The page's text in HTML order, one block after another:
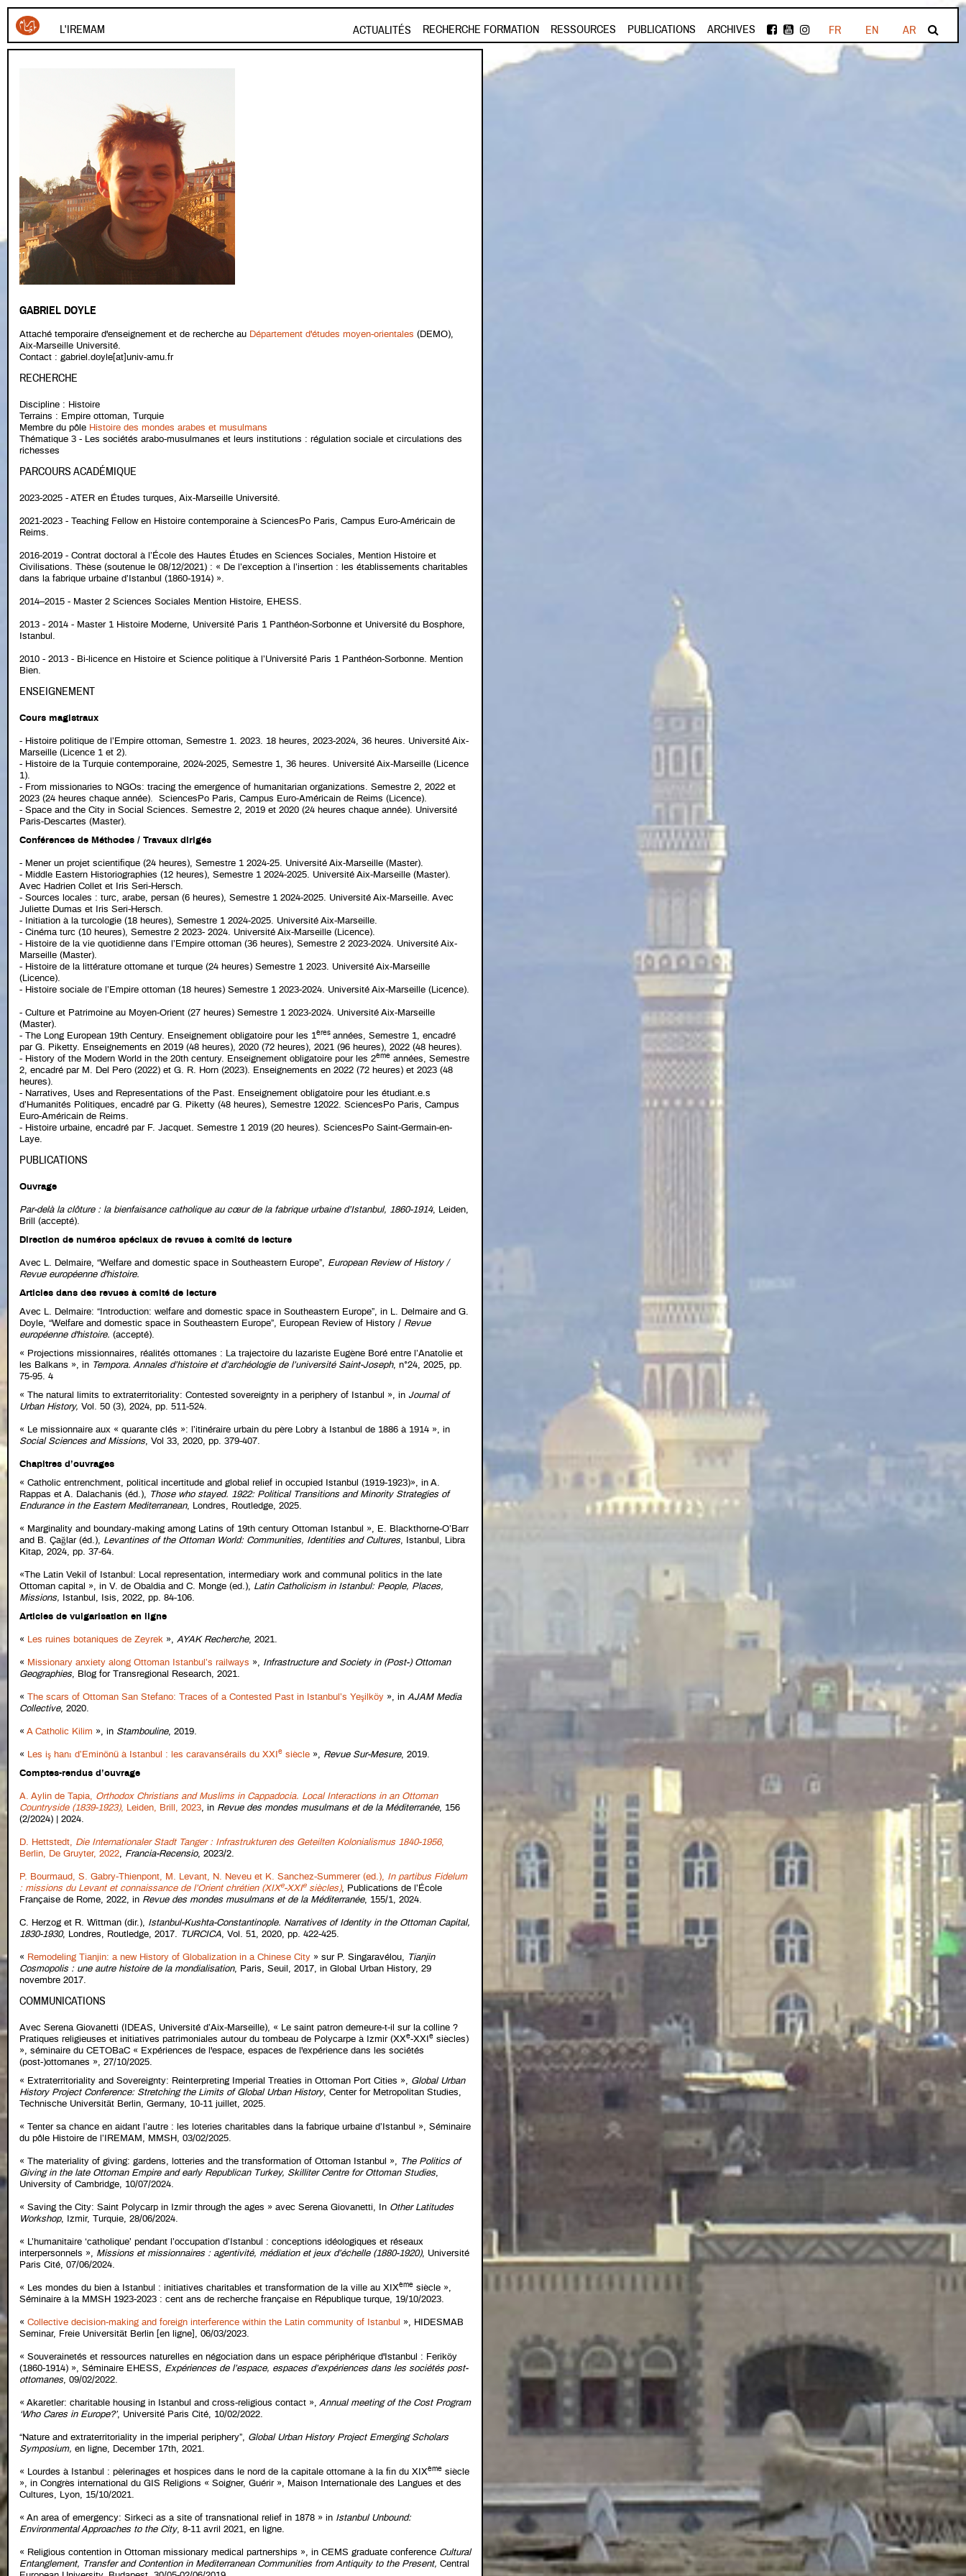
Aller au contenu principal
L'IREMAM ACTUALITÉS RECHERCHE FORMATION RESSOURCES PUBLICATIONS ARCHIVES FR EN AR
GABRIEL DOYLE
Attaché temporaire d'enseignement et de recherche au Département d'études moyen-orientales (DEMO),
Aix-Marseille Université.
Contact : gabriel.doyle[at]univ-amu.fr
RECHERCHE
Discipline : Histoire
Terrains : Empire ottoman, Turquie
Membre du pôle Histoire des mondes arabes et musulmans
Thématique 3 - Les sociétés arabo-musulmanes et leurs institutions : régulation sociale et circulations des
richesses
PARCOURS ACADÉMIQUE
2023-2025 - ATER en Études turques, Aix-Marseille Université.
2021-2023 - Teaching Fellow en Histoire contemporaine à SciencesPo Paris, Campus Euro-Américain de
Reims.
2016-2019 - Contrat doctoral à l’École des Hautes Études en Sciences Sociales, Mention Histoire et
Civilisations. Thèse (soutenue le 08/12/2021) : « De l’exception à l’insertion : les établissements charitables
dans la fabrique urbaine d’Istanbul (1860-1914) ».
2014–2015 - Master 2 Sciences Sociales Mention Histoire, EHESS.
2013 - 2014 - Master 1 Histoire Moderne, Université Paris 1 Panthéon-Sorbonne et Université du Bosphore,
Istanbul.
2010 - 2013 - Bi-licence en Histoire et Science politique à l’Université Paris 1 Panthéon-Sorbonne. Mention
Bien.
ENSEIGNEMENT
Cours magistraux
- Histoire politique de l’Empire ottoman, Semestre 1. 2023. 18 heures, 2023-2024, 36 heures. Université Aix-
Marseille (Licence 1 et 2).
- Histoire de la Turquie contemporaine, 2024-2025, Semestre 1, 36 heures. Université Aix-Marseille (Licence
1).
- From missionaries to NGOs: tracing the emergence of humanitarian organizations. Semestre 2, 2022 et
2023 (24 heures chaque année). SciencesPo Paris, Campus Euro-Américain de Reims (Licence).
- Space and the City in Social Sciences. Semestre 2, 2019 et 2020 (24 heures chaque année). Université
Paris-Descartes (Master).
Conférences de Méthodes / Travaux dirigés
- Mener un projet scientifique (24 heures), Semestre 1 2024-25. Université Aix-Marseille (Master).
- Middle Eastern Historiographies (12 heures), Semestre 1 2024-2025. Université Aix-Marseille (Master).
Avec Hadrien Collet et Iris Seri-Hersch.
- Sources locales : turc, arabe, persan (6 heures), Semestre 1 2024-2025. Université Aix-Marseille. Avec
Juliette Dumas et Iris Seri-Hersch.
- Initiation à la turcologie (18 heures), Semestre 1 2024-2025. Université Aix-Marseille.
- Cinéma turc (10 heures), Semestre 2 2023- 2024. Université Aix-Marseille (Licence).
- Histoire de la vie quotidienne dans l’Empire ottoman (36 heures), Semestre 2 2023-2024. Université Aix-
Marseille (Master).
- Histoire de la littérature ottomane et turque (24 heures) Semestre 1 2023. Université Aix-Marseille
(Licence).
- Histoire sociale de l’Empire ottoman (18 heures) Semestre 1 2023-2024. Université Aix-Marseille (Licence).
- Culture et Patrimoine au Moyen-Orient (27 heures) Semestre 1 2023-2024. Université Aix-Marseille
(Master).
- The Long European 19th Century. Enseignement obligatoire pour les 1ères années, Semestre 1, encadré
par G. Piketty. Enseignements en 2019 (48 heures), 2020 (72 heures), 2021 (96 heures), 2022 (48 heures).
- History of the Modern World in the 20th century. Enseignement obligatoire pour les 2ème années, Semestre
2, encadré par M. Del Pero (2022) et G. R. Horn (2023). Enseignements en 2022 (72 heures) et 2023 (48
heures).
- Narratives, Uses and Representations of the Past. Enseignement obligatoire pour les étudiant.e.s
d’Humanités Politiques, encadré par G. Piketty (48 heures), Semestre 12022. SciencesPo Paris, Campus
Euro-Américain de Reims.
- Histoire urbaine, encadré par F. Jacquet. Semestre 1 2019 (20 heures). SciencesPo Saint-Germain-en-
Laye.
PUBLICATIONS
Ouvrage
Par-delà la clôture : la bienfaisance catholique au cœur de la fabrique urbaine d’Istanbul, 1860-1914, Leiden,
Brill (accepté).
Direction de numéros spéciaux de revues à comité de lecture
Avec L. Delmaire, “Welfare and domestic space in Southeastern Europe”, European Review of History /
Revue européenne d'histoire.
Articles dans des revues à comité de lecture
Avec L. Delmaire: “Introduction: welfare and domestic space in Southeastern Europe”, in L. Delmaire and G.
Doyle, “Welfare and domestic space in Southeastern Europe”, European Review of History / Revue
européenne d'histoire. (accepté).
« Projections missionnaires, réalités ottomanes : La trajectoire du lazariste Eugène Boré entre l’Anatolie et
les Balkans », in Tempora. Annales d’histoire et d’archéologie de l’université Saint-Joseph, n°24, 2025, pp.
75-95. 4
« The natural limits to extraterritoriality: Contested sovereignty in a periphery of Istanbul », in Journal of
Urban History, Vol. 50 (3), 2024, pp. 511-524.
« Le missionnaire aux « quarante clés »: l’itinéraire urbain du père Lobry à Istanbul de 1886 à 1914 », in
Social Sciences and Missions, Vol 33, 2020, pp. 379-407.
Chapitres d’ouvrages
« Catholic entrenchment, political incertitude and global relief in occupied Istanbul (1919-1923)», in A.
Rappas et A. Dalachanis (éd.), Those who stayed. 1922: Political Transitions and Minority Strategies of
Endurance in the Eastern Mediterranean, Londres, Routledge, 2025.
« Marginality and boundary-making among Latins of 19th century Ottoman Istanbul », E. Blackthorne-O’Barr
and B. Çağlar (éd.), Levantines of the Ottoman World: Communities, Identities and Cultures, Istanbul, Libra
Kitap, 2024, pp. 37-64.
«The Latin Vekil of Istanbul: Local representation, intermediary work and communal politics in the late
Ottoman capital », in V. de Obaldia and C. Monge (ed.), Latin Catholicism in Istanbul: People, Places,
Missions, Istanbul, Isis, 2022, pp. 84-106.
Articles de vulgarisation en ligne
« Les ruines botaniques de Zeyrek », AYAK Recherche, 2021.
« Missionary anxiety along Ottoman Istanbul’s railways », Infrastructure and Society in (Post-) Ottoman
Geographies, Blog for Transregional Research, 2021.
« The scars of Ottoman San Stefano: Traces of a Contested Past in Istanbul’s Yeşilköy », in AJAM Media
Collective, 2020.
« A Catholic Kilim », in Stambouline, 2019.
« Les iş hanı d’Eminönü à Istanbul : les caravansérails du XXI e siècle », Revue Sur-Mesure, 2019.
Comptes-rendus d’ouvrage
A. Aylin de Tapia, Orthodox Christians and Muslims in Cappadocia. Local Interactions in an Ottoman
Countryside (1839-1923), Leiden, Brill, 2023, in Revue des mondes musulmans et de la Méditerranée, 156
(2/2024) | 2024.
D. Hettstedt, Die Internationaler Stadt Tanger : Infrastrukturen des Geteilten Kolonialismus 1840-1956,
Berlin, De Gruyter, 2022, Francia-Recensio, 2023/2.
P. Bourmaud, S. Gabry-Thienpont, M. Levant, N. Neveu et K. Sanchez-Summerer (ed.), In partibus Fidelum
: missions du Levant et connaissance de l’Orient chrétien (XIXe-XXIesiècles), Publications de l’École
Française de Rome, 2022, in Revue des mondes musulmans et de la Méditerranée, 155/1, 2024.
C. Herzog et R. Wittman (dir.), Istanbul-Kushta-Constantinople. Narratives of Identity in the Ottoman Capital,
1830-1930, Londres, Routledge, 2017. TURCICA, Vol. 51, 2020, pp. 422-425.
« Remodeling Tianjin: a new History of Globalization in a Chinese City » sur P. Singaravélou, Tianjin
Cosmopolis : une autre histoire de la mondialisation, Paris, Seuil, 2017, in Global Urban History, 29
novembre 2017.
COMMUNICATIONS
Avec Serena Giovanetti (IDEAS, Université d’Aix-Marseille), « Le saint patron demeure-t-il sur la colline ?
Pratiques religieuses et initiatives patrimoniales autour du tombeau de Polycarpe à Izmir (XXe-XXI e siècles)
», séminaire du CETOBaC « Expériences de l'espace, espaces de l'expérience dans les sociétés
(post-)ottomanes », 27/10/2025.
« Extraterritoriality and Sovereignty: Reinterpreting Imperial Treaties in Ottoman Port Cities », Global Urban
History Project Conference: Stretching the Limits of Global Urban History, Center for Metropolitan Studies,
Technische Universität Berlin, Germany, 10-11 juillet, 2025.
« Tenter sa chance en aidant l’autre : les loteries charitables dans la fabrique urbaine d’Istanbul », Séminaire
du pôle Histoire de l’IREMAM, MMSH, 03/02/2025.
« The materiality of giving: gardens, lotteries and the transformation of Ottoman Istanbul », The Politics of
Giving in the late Ottoman Empire and early Republican Turkey, Skilliter Centre for Ottoman Studies,
University of Cambridge, 10/07/2024.
« Saving the City: Saint Polycarp in Izmir through the ages » avec Serena Giovanetti, In Other Latitudes
Workshop, Izmir, Turquie, 28/06/2024.
« L’humanitaire ‘catholique’ pendant l’occupation d’Istanbul : conceptions idéologiques et réseaux
interpersonnels », Missions et missionnaires : agentivité, médiation et jeux d’échelle (1880-1920), Université
Paris Cité, 07/06/2024.
« Les mondes du bien à Istanbul : initiatives charitables et transformation de la ville au XIXème siècle »,
Séminaire à la MMSH 1923-2023 : cent ans de recherche française en République turque, 19/10/2023.
« Collective decision-making and foreign interference within the Latin community of Istanbul
», HIDESMAB
Seminar, Freie Universität Berlin [en ligne], 06/03/2023.
« Souverainetés et ressources naturelles en négociation dans un espace périphérique d'Istanbul : Feriköy
(1860-1914) », Séminaire EHESS, Expériences de l’espace, espaces d’expériences dans les sociétés post-
ottomanes, 09/02/2022.
« Akaretler: charitable housing in Istanbul and cross-religious contact », Annual meeting of the Cost Program
‘Who Cares in Europe?’, Université Paris Cité, 10/02/2022.
“Nature and extraterritoriality in the imperial periphery”, Global Urban History Project Emerging Scholars
Symposium, en ligne, December 17th, 2021.
« Lourdes à Istanbul : pèlerinages et hospices dans le nord de la capitale ottomane à la fin du XIXème siècle
», in Congrès international du GIS Religions « Soigner, Guérir », Maison Internationale des Langues et des
Cultures, Lyon, 15/10/2021.
« An area of emergency: Sirkeci as a site of transnational relief in 1878 » in Istanbul Unbound:
Environmental Approaches to the City, 8-11 avril 2021, en ligne.
« Religious contention in Ottoman missionary medical partnerships », in CEMS graduate conference Cultural
Entanglement, Transfer and Contention in Mediterranean Communities from Antiquity to the Present, Central